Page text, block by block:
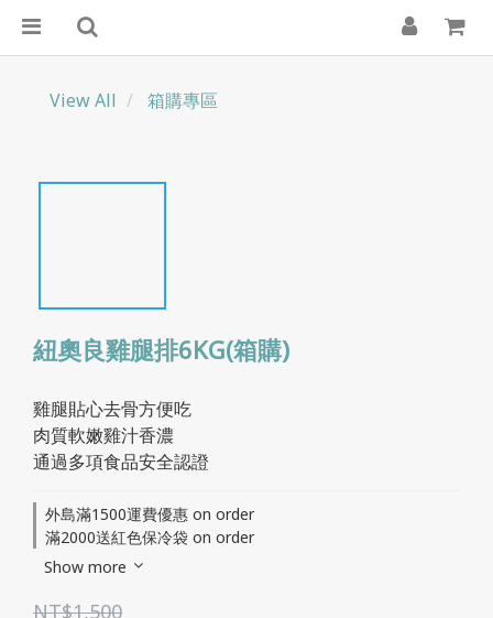
View All 箱購專區
紐奧良雞腿排6KG(箱購)
雞腿貼心去骨方便吃
肉質軟嫩雞汁香濃
通過多項食品安全認證
外島滿1500運費優惠 on order
滿2000送紅色保冷袋 on order
Show more
NT$1,500